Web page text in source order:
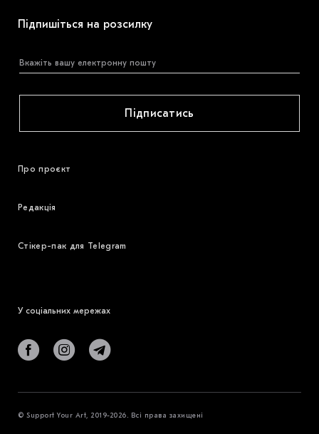
Підпишіться на розсилку
Підписатись
Про проєкт
Редакція
Стікер-пак для Telegram
У соціальних мережах
© Support Your Art, 2019-2026. Всі права захищені